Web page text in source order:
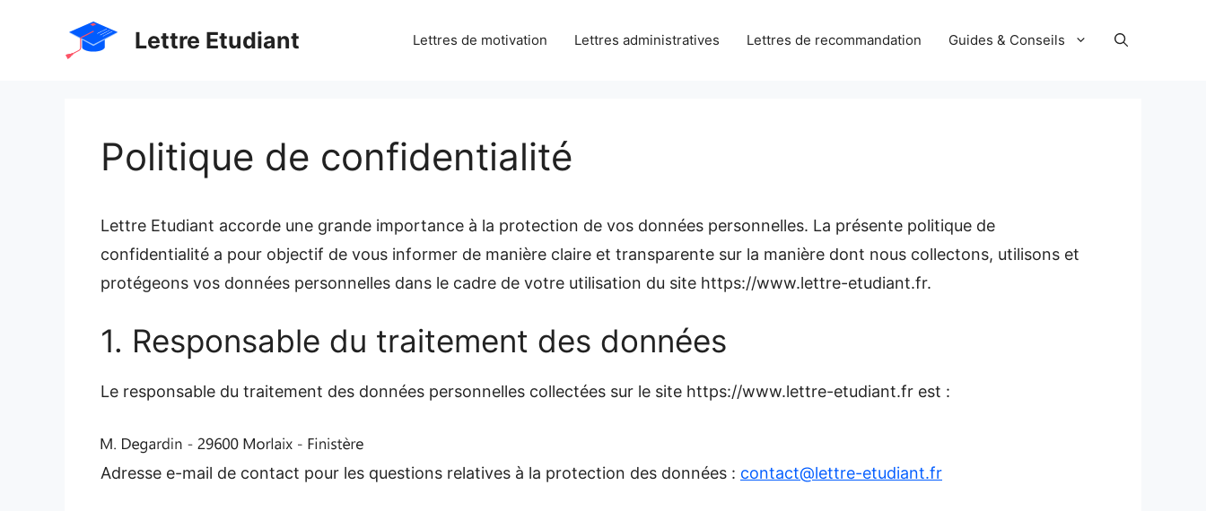
Lettre Etudiant Lettres de motivation Lettres administratives Lettres de recommandation Guides & Conseils
Politique de confidentialité
Lettre Etudiant accorde une grande importance à la protection de vos données personnelles. La présente politique de
confidentialité a pour objectif de vous informer de manière claire et transparente sur la manière dont nous collectons, utilisons et
protégeons vos données personnelles dans le cadre de votre utilisation du site https://www.lettre-etudiant.fr.
1. Responsable du traitement des données
Le responsable du traitement des données personnelles collectées sur le site https://www.lettre-etudiant.fr est :
Adresse e-mail de contact pour les questions relatives à la protection des données : contact@lettre-etudiant.fr